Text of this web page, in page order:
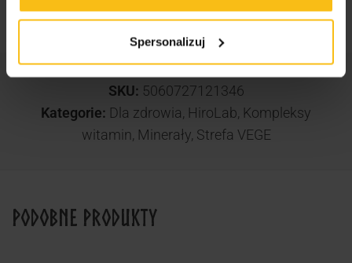
Spersonalizuj
Orange 80ml
SKU: 5060727121346
Kategorie: Dla zdrowia, HiroLab, Kompleksy
witamin, Minerały, Strefa VEGE
Podobne produkty